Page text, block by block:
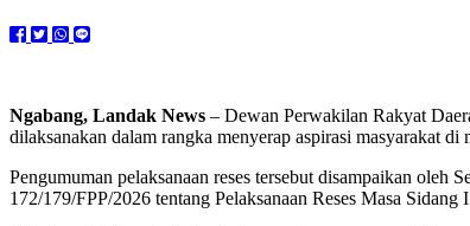
Ngabang, Landak News – Dewan Perwakilan Rakyat
dilaksanakan dalam rangka menyerap aspirasi masyarakat di
Pengumuman pelaksanaan reses tersebut disampaikan
172/179/FPP/2026 tentang Pelaksanaan Reses Masa